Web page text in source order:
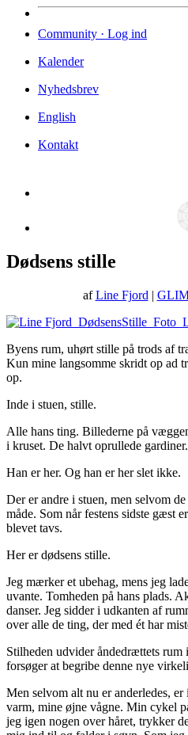
Community · Log ind
Kalender
Nyhedsbrev
English
Kontakt
Dødsens stille
afLine Fjord |
Byens rum, uhørt stille på trods af
Kun mine langsomme skridt op ad
op.
Inde i stuen, stille.
Alle hans ting. Billederne på
i kruset. De halvt oprullede
Han er her. Og han er her slet ikke.
Der er andre i stuen, men selvom
måde. Som når festens sidste gæst
blevet tavs.
Her er dødsens stille.
Jeg mærker et ubehag, mens jeg
uvante. Tomheden på hans plads.
danser. Jeg sidder i udkanten af
over alle de ting, der med ét har
Stilheden udvider åndedrættets rum
forsøger at begribe denne nye
Men selvom alt nu er anderledes,
varm, mine øjne vågne. Min cykel
jeg igen nogen over håret, trykker